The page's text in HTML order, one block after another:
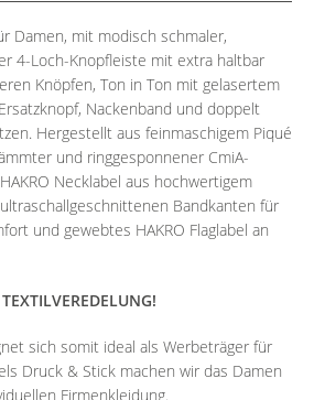
Damen, mit modisch schmaler,
4-Loch-Knopfleiste mit extra haltbar
Knöpfen, Ton in Ton mit gelasertem
Nackenband und doppelt
Hergestellt aus feinmaschigem Piqué
und ringgesponnener CmiA-
Necklabel aus hochwertigem
Bandkanten für
und gewebtes HAKRO Flaglabel an
sich somit ideal als Werbeträger für
Druck & Stick machen wir das Damen
Firmenkleidung.